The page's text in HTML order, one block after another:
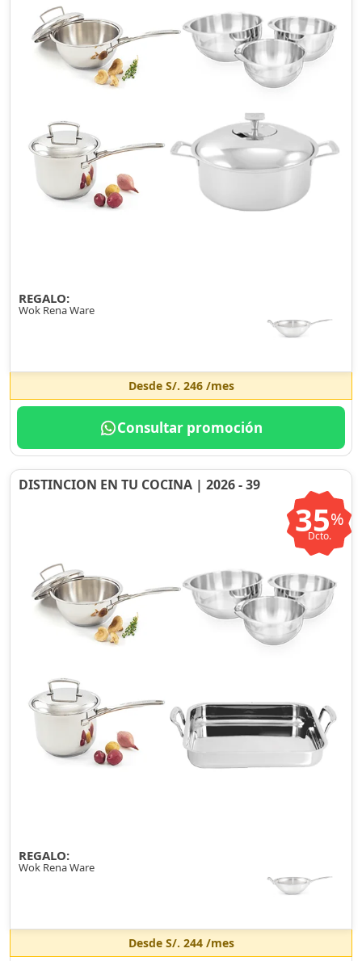
REGALO:
Wok Rena Ware
Desde S/. 246/mes
Consultar promoción
DISTINCION EN TU COCINA | 2026 - 39
35%
Dcto.
REGALO:
Wok Rena Ware
Desde S/. 244/mes